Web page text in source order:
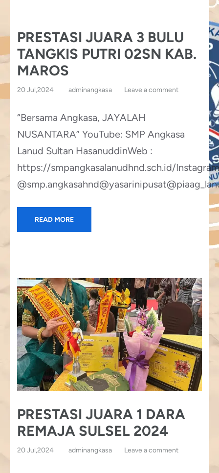
PRESTASI JUARA 3 BULU
TANGKIS PUTRI 02SN KAB.
MAROS
20 Jul,2024 adminangkasa Leave a comment
“Bersama Angkasa, JAYALAH
NUSANTARA” YouTube: SMP Angkasa
Lanud Sultan HasanuddinWeb :
https://smpangkasalanudhnd.sch.id/
READ MORE
PRESTASI JUARA 1 DARA
REMAJA SULSEL 2024
20 Jul,2024 adminangkasa Leave a comment